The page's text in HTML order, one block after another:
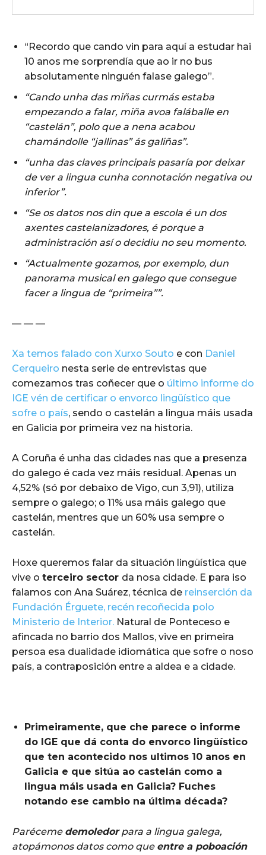
“Recordo que cando vin para aquí a estudar hai
10 anos me sorprendía que ao ir no bus
absolutamente ninguén falase galego”.
“Cando unha das miñas curmás estaba
empezando a falar, miña avoa faláballe en
“castelán”, polo que a nena acabou
chamándolle “jallinas” ás galiñas”.
“unha das claves principais pasaría por deixar
de ver a lingua cunha connotación negativa ou
inferior”.
“Se os datos nos din que a escola é un dos
axentes castelanizadores, é porque a
administración así o decidiu no seu momento.
“Actualmente gozamos, por exemplo, dun
panorama musical en galego que consegue
facer a lingua de “primeira””.
— — —
Xa temos falado con Xurxo Souto e con Daniel
Cerqueiro nesta serie de entrevistas que
comezamos tras coñecer que o último informe do
IGE vén de certificar o envorco lingüístico que
sofre o país, sendo o castelán a lingua máis usada
en Galicia por primeira vez na historia.
A Coruña é unha das cidades nas que a presenza
do galego é cada vez máis residual. Apenas un
4,52% (só por debaixo de Vigo, cun 3,91), utiliza
sempre o galego; o 11% usa máis galego que
castelán, mentres que un 60% usa sempre o
castelán.
Hoxe queremos falar da situación lingüística que
vive o terceiro sector da nosa cidade. E para iso
falamos con Ana Suárez, técnica de reinserción da
Fundación Érguete, recén recoñecida polo
Ministerio de Interior. Natural de Ponteceso e
afincada no barrio dos Mallos, vive en primeira
persoa esa dualidade idiomática que sofre o noso
país, a contraposición entre a aldea e a cidade.
Primeiramente, que che parece o informe
do IGE que dá conta do envorco lingüístico
que ten acontecido nos ultimos 10 anos en
Galicia e que sitúa ao castelán como a
lingua máis usada en Galicia? Fuches
notando ese cambio na última década?
Paréceme demoledorpara a lingua galega,
atopámonos datos como que entre a poboación